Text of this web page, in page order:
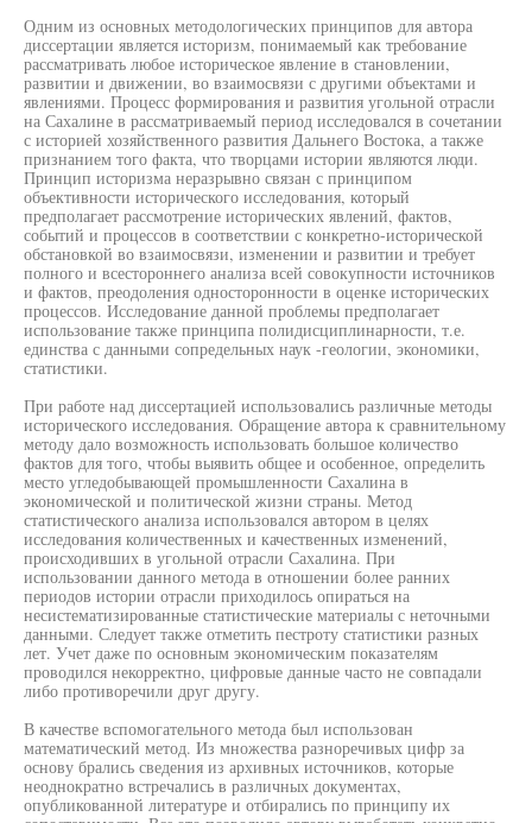
Одним из основных методологических принципов для автора
диссертации является историзм, понимаемый как требование
рассматривать любое историческое явление в становлении,
развитии и движении, во взаимосвязи с другими объектами и
явлениями. Процесс формирования и развития угольной отрасли
на Сахалине в рассматриваемый период исследовался в сочетании
с историей хозяйственного развития Дальнего Востока, а также
признанием того факта, что творцами истории являются люди.
Принцип историзма неразрывно связан с принципом
объективности исторического исследования, который
предполагает рассмотрение исторических явлений, фактов,
событий и процессов в соответствии с конкретно-исторической
обстановкой во взаимосвязи, изменении и развитии и требует
полного и всестороннего анализа всей совокупности источников
и фактов, преодоления односторонности в оценке исторических
процессов. Исследование данной проблемы предполагает
использование также принципа полидисциплинарности, т.е.
единства с данными сопредельных наук -геологии, экономики,
статистики.
При работе над диссертацией использовались различные методы
исторического исследования. Обращение автора к сравнительному
методу дало возможность использовать большое количество
фактов для того, чтобы выявить общее и особенное, определить
место угледобывающей промышленности Сахалина в
экономической и политической жизни страны. Метод
статистического анализа использовался автором в целях
исследования количественных и качественных изменений,
происходивших в угольной отрасли Сахалина. При
использовании данного метода в отношении более ранних
периодов истории отрасли приходилось опираться на
несистематизированные статистические материалы с неточными
данными. Следует также отметить пестроту статистики разных
лет. Учет даже по основным экономическим показателям
проводился некорректно, цифровые данные часто не совпадали
либо противоречили друг другу.
В качестве вспомогательного метода был использован
математический метод. Из множества разноречивых цифр за
основу брались сведения из архивных источников, которые
неоднократно встречались в различных документах,
опубликованной литературе и отбирались по принципу их